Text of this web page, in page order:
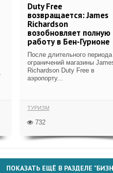
Duty Free
возвращается: James
Richardson
возобновляет полную
работу в Бен-Гурионе
После длительного периода
ограничений магазины
Richardson Duty Free в
аэропорту...
ТУРИЗМ
732
ПОКАЗАТЬ ЕЩЁ В РАЗДЕЛЕ